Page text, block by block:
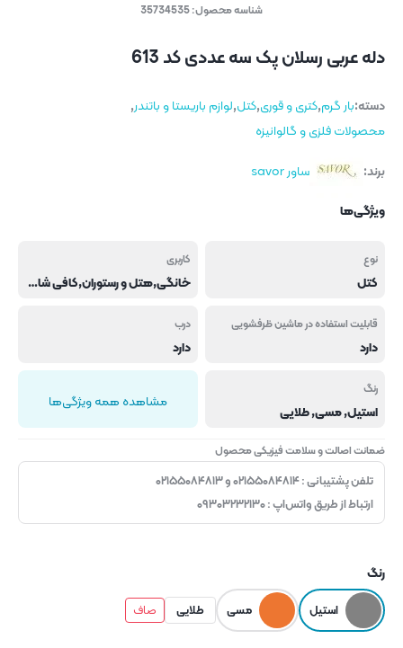
شناسه محصول:35734535
دله عربی رسلان پک سه عددی کد 613
دسته:بار گرم,کتری و قوری,کتل,لوازم باریستا و باتندر,
محصولات فلزی و گالوانیزه
برند:
ساور savor
ویژگی‌ها
نوع
کتل
کاربری
خانگی,هتل و رستوران,کافی شاپ و فست فود
قابلیت استفاده در ماشین ظرفشویی
دارد
درب
دارد
رنگ
استیل, مسی, طلایی مشاهده همه ویژگی‌ها
ضمانت اصالت و سلامت فیزیکی محصول
تلفن پشتیبانی : ۰۲۱۵۵۰۸۴۸۱۴ و ۰۲۱۵۵۰۸۴۸۱۳
ارتباط از طریق واتس‌اپ : ۰۹۳۰۳۲۳۲۱۳۰
رنگ
استیل مسی طلایی صاف